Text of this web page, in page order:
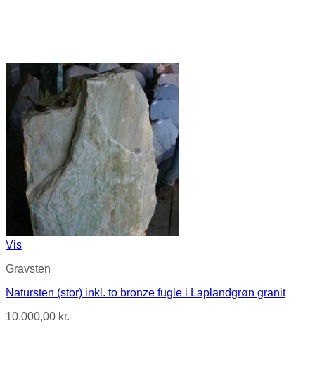
Vis
Gravsten
Natursten (stor) inkl. to bronze fugle i Laplandgrøn granit
10.000,00 kr.